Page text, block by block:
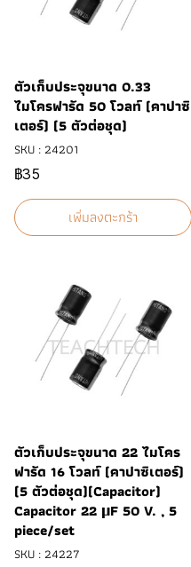
ตัวเก็บประจุขนาด 0.33
ไมโครฟารัด 50 โวลท์ (คาปาซิ
เตอร์) (5 ตัวต่อชุด)
SKU : 24201
฿35
เพิ่มลงตะกร้า
ตัวเก็บประจุขนาด 22 ไมโคร
ฟารัด 16 โวลท์ (คาปาซิเตอร์)
(5 ตัวต่อชุด)(Capacitor)
Capacitor 22 μF 50 V. , 5
piece/set
SKU : 24227